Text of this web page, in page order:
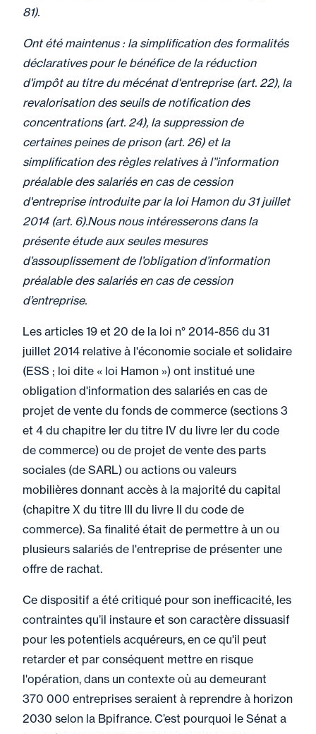
81).
Ont été maintenus : la simplification des formalités
déclaratives pour le bénéfice de la réduction
d'impôt au titre du mécénat d'entreprise (art. 22), la
revalorisation des seuils de notification des
concentrations (art. 24), la suppression de
certaines peines de prison (art. 26) et la
simplification des règles relatives à l’'information
préalable des salariés en cas de cession
d'entreprise introduite par la loi Hamon du 31 juillet
2014 (art. 6).Nous nous intéresserons dans la
présente étude aux seules mesures
d’assouplissement de l’obligation d’information
préalable des salariés en cas de cession
d’entreprise.
Les articles 19 et 20 de la loi n° 2014-856 du 31
juillet 2014 relative à l'économie sociale et solidaire
(ESS ; loi dite « loi Hamon ») ont institué une
obligation d'information des salariés en cas de
projet de vente du fonds de commerce (sections 3
et 4 du chapitre Ier du titre IV du livre Ier du code
de commerce) ou de projet de vente des parts
sociales (de SARL) ou actions ou valeurs
mobilières donnant accès à la majorité du capital
(chapitre X du titre III du livre II du code de
commerce). Sa finalité était de permettre à un ou
plusieurs salariés de l'entreprise de présenter une
offre de rachat.
Ce dispositif a été critiqué pour son inefficacité, les
contraintes qu’il instaure et son caractère dissuasif
pour les potentiels acquéreurs, en ce qu'il peut
retarder et par conséquent mettre en risque
l'opération, dans un contexte où au demeurant
370 000 entreprises seraient à reprendre à horizon
2030 selon la Bpifrance. C’est pourquoi le Sénat a